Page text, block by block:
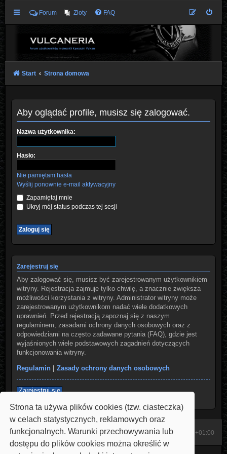
Strona ta używa plików cookies (tzw. ciasteczka)
w celach statystycznych, reklamowych oraz
funkcjonalnych. Warunki przechowywania lub
dostępu do plików cookies można określić w
Forum Zloty FAQ
Start Strona domowa
Aby oglądać profile, musisz się zalogować.
Nazwa użytkownika:
Hasło:
Nie pamiętam hasła
Wyślij ponownie e-mail aktywacyjny
Zapamiętaj mnie
Ukryj mój status podczas tej sesji
Zarejestruj się
Aby zalogować się, musisz być zarejestrowanym użytkownikiem
witryny. Rejestracja zajmuje tylko chwilę, a znacznie zwiększa
możliwości korzystania z witryny. Administrator witryny może
zarejestrowanym użytkownikom nadać wiele dodatkowych
uprawnień. Przed rejestracją zapoznaj się z naszym
regulaminem, zasadami ochrony danych osobowych oraz z
odpowiedziami na często zadawane pytania (FAQ), gdzie jest
wyjaśnionych wiele podstawowych zagadnień dotyczących
funkcjonowania witryny.
Regulamin| Zasady ochrony danych osobowych
Zarejestruj się
Start Strona domowa Strefa czasowa UTC+01:00